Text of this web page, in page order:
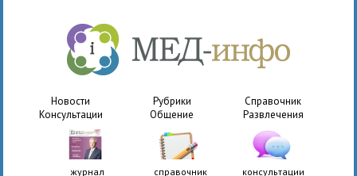
Новости Рубрики
Справочник
Консультации
Общение Развлечения
журнал
справочник консультации